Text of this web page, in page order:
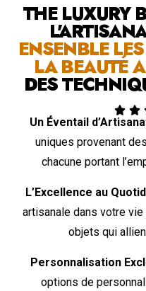
THE LUXURY
ENSENBLE
LA BEAUTÉ
DES
 
Un Éventail
uniques provenant
chacune portant
L’Excellence au
artisanale dans votre
objets qui
Personnalisation
options de